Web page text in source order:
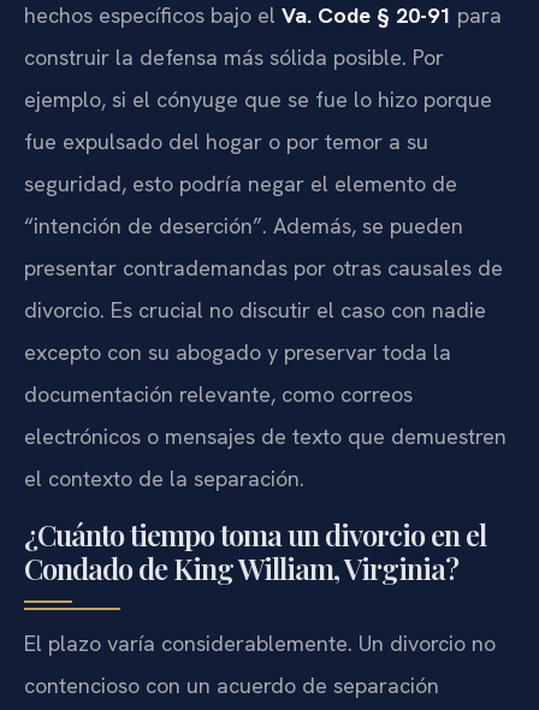
hechos específicos bajo el Va. Code § 20-91 para
construir la defensa más sólida posible. Por
ejemplo, si el cónyuge que se fue lo hizo porque
fue expulsado del hogar o por temor a su
seguridad, esto podría negar el elemento de
“intención de deserción”. Además, se pueden
presentar contrademandas por otras causales de
divorcio. Es crucial no discutir el caso con nadie
excepto con su abogado y preservar toda la
documentación relevante, como correos
electrónicos o mensajes de texto que demuestren
el contexto de la separación.
¿Cuánto tiempo toma un divorcio en el
Condado de King William, Virginia?
El plazo varía considerablemente. Un divorcio no
contencioso con un acuerdo de separación